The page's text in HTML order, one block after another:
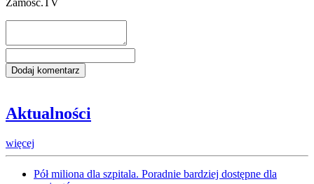
Aktualności
więcej
Pół miliona dla szpitala. Poradnie bardziej dostępne dla